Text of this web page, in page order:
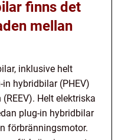
finns det
mellan
inklusive helt
hybridbilar (PHEV)
Helt elektriska
plug-in hybridbilar
förbränningsmotor.